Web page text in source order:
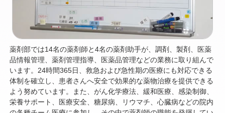
薬剤部では14名の薬剤師と4名の薬剤助手が、調剤、製剤、医薬
品情報管理、薬剤管理指導、医薬品管理などの業務に取り組んで
います。24時間365日、救急および急性期の医療にも対応できる
体制を確立し、患者さんへ安全で効果的な薬物治療を提供できる
よう努めています。また、がん化学療法、緩和医療、感染制御、
栄養サポート、医療安全、糖尿病、リウマチ、心臓病などの院内